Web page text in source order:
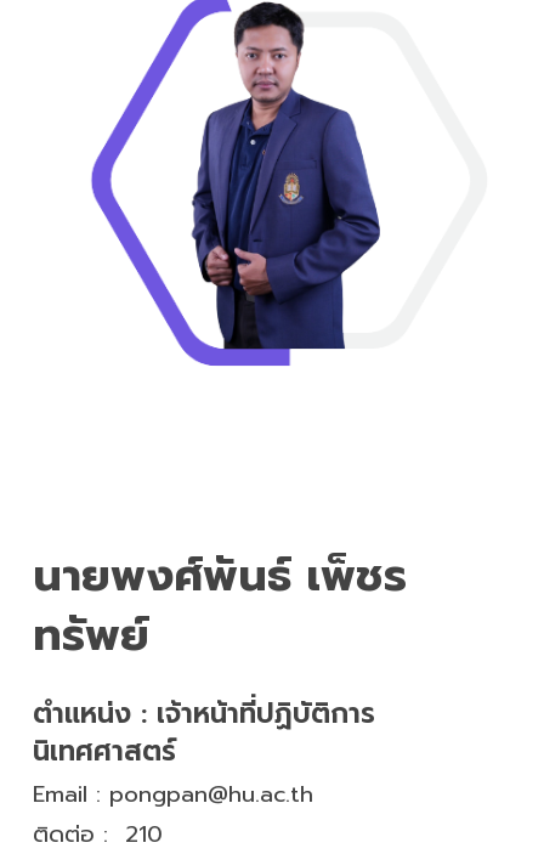
นายพงศ์พันธ์ เพ็ชร
ทรัพย์
ตำแหน่ง : เจ้าหน้าที่ปฏิบัติการ
นิเทศศาสตร์
Email : pongpan@hu.ac.th
ติดต่อ : 210